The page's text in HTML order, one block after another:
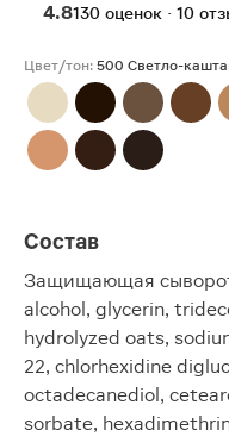
4.8130 оценок · 10
Цвет/тон: 500 Светло-
Состав
Защищающая
alcohol, glycerin,
hydrolyzed oats,
22, chlorhexidine
octadecanediol,
sorbate,